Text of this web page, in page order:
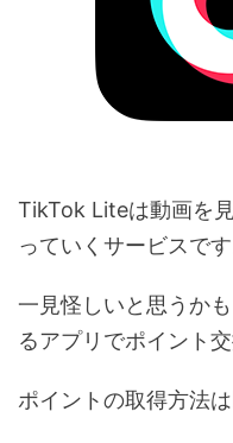
TikTok Liteは動画を
っていくサービスです
一見怪しいと思うか
るアプリでポイント
ポイントの取得方法は